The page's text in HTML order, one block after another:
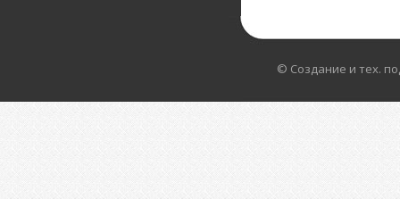
© Создание и тех.